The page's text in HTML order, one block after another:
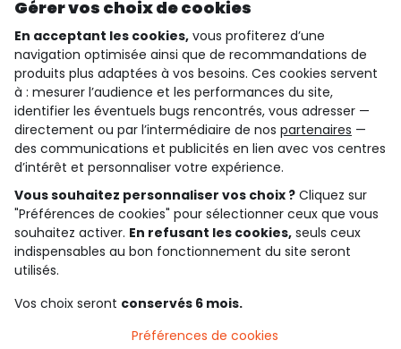
qui sommes-nous ?
besoin d'aide ?
le club fidélité
notre catalogue
Conditions générales de ventes et d'utilisation
Conditions d’utilisation des réseaux sociaux
Politique de confidentialité
Cookies et données personnelles
Paramètres des cookies
Gérer vos choix de cookies
En acceptant les cookies, vous profiterez d’une
navigation optimisée ainsi que de recommandations de
produits plus adaptées à vos besoins. Ces cookies servent
à : mesurer l’audience et les performances du site,
identifier les éventuels bugs rencontrés, vous adresser —
directement ou par l’intermédiaire de nos partenaires —
des communications et publicités en lien avec vos centres
d’intérêt et personnaliser votre expérience.
Vous souhaitez personnaliser vos choix ? Cliquez sur
"Préférences de cookies" pour sélectionner ceux que vous
souhaitez activer. En refusant les cookies, seuls ceux
indispensables au bon fonctionnement du site seront
utilisés.
Vos choix seront conservés 6 mois.
Préférences de cookies